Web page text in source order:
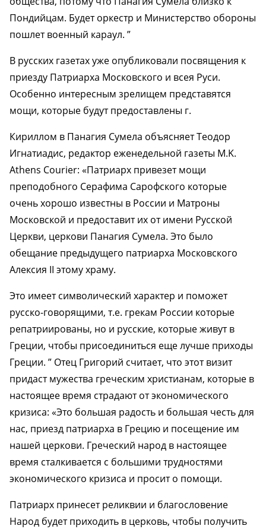
Пондийцам. Будет оркестр и Министерство обороны
пошлет военный караул. ”
В русских газетах уже опубликовали посвящения к
приезду Патриарха Московского и всея Руси.
Особенно интересным зрелищем представятся
мощи, которые будут предоставлены г.
Кириллом в Панагия Сумела объясняет Теодор
Игнатиадис, редактор еженедельной газеты M.K.
Athens Courier: «Патриарх привезет мощи
преподобного Серафима Сарофского которые
очень хорошо известны в России и Mатроны
Московской и предоставит их от имени Русской
Церкви, церкови Панагия Сумела. Это было
обещание предыдущего патриарха Московского
Алексия II этому храму.
Это имеет символический характер и поможет
русско-говорящими, т.е. грекам России которые
репатриированы, но и русские, которые живут в
Греции, чтобы присоединиться еще лучше приходы
Греции. ” Отец Григорий считает, что этот визит
придаст мужества греческим христианам, которые в
настоящее время страдают от экономического
кризиса: «Это большая радость и большая честь для
нас, приезд патриарха в Грецию и посещение им
нашей церкови. Греческий народ в настоящее
время сталкивается с большими трудностями
экономического кризиса и просит о помощи.
Патриарх принесет реликвии и благословение
Народ будет приходить в церковь, чтобы получить